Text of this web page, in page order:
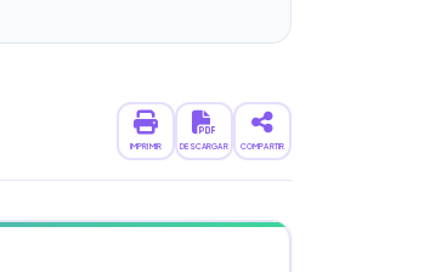
IMPRIMIR DESCARGAR COMPARTIR